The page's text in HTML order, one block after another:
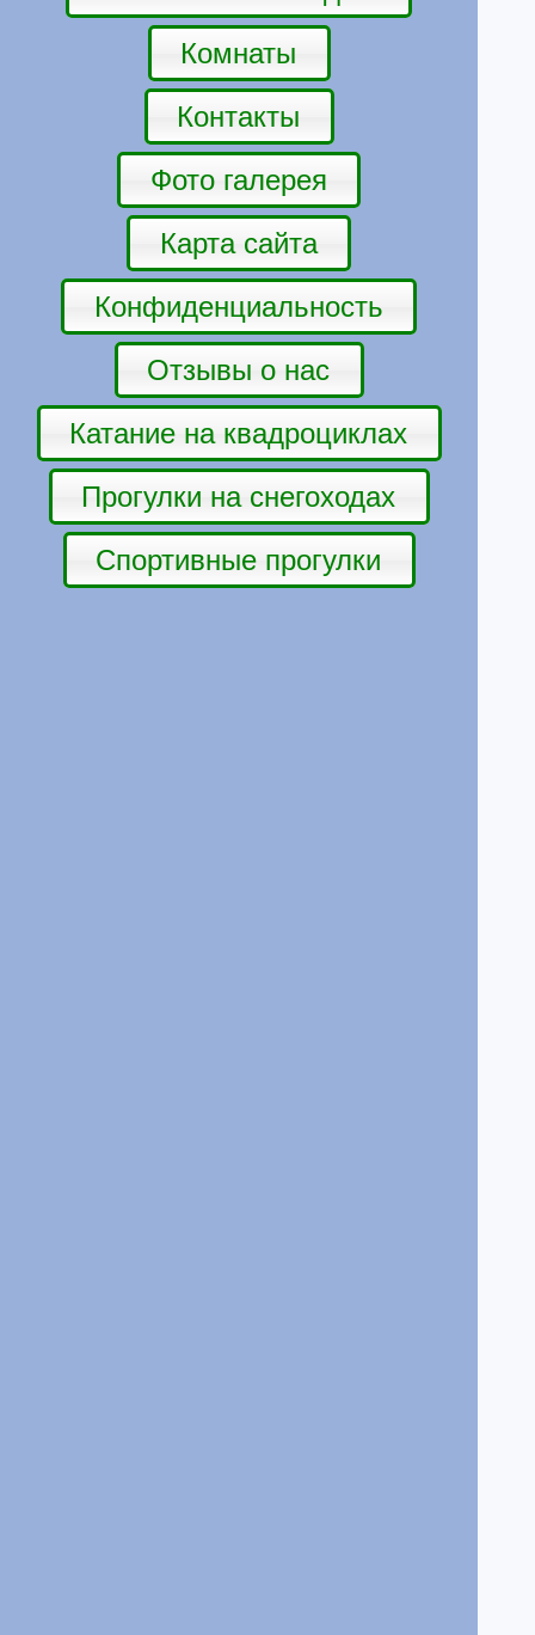
Комнаты
Контакты
Фото галерея
Карта сайта
Конфиденциальность
Отзывы о нас
Катание на квадроциклах
Прогулки на снегоходах
Спортивные прогулки